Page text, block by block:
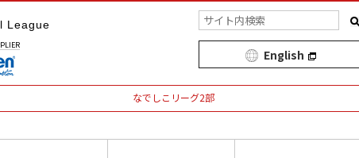
League
English
なでしこリーグ2部